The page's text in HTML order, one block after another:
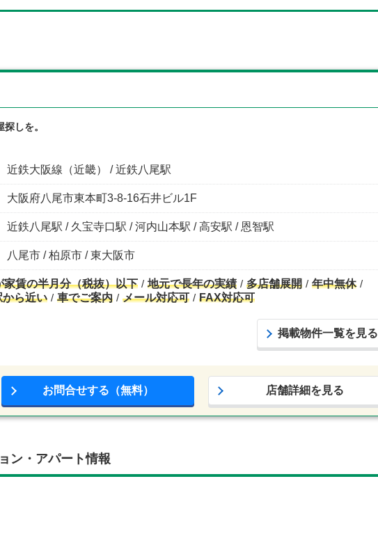
しを。
近鉄大阪線（近畿） / 近鉄八尾駅
大阪府八尾市東本町3-8-16石井ビル1F
近鉄八尾駅 / 久宝寺口駅 / 河内山本駅 / 高安駅 / 恩智駅
八尾市 / 柏原市 / 東大阪市
家賃の半月分（税抜）以下 地元で長年の実績 多店舗展開
年中無休
から近い 車でご案内 メール対応可 FAX対応可
掲載物件一覧を見る
お問合せする（無料） 店舗詳細を見る
ン・アパート情報